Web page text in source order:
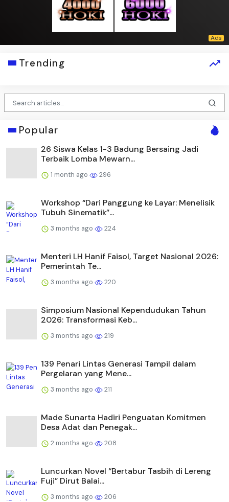
Trending
Popular
26 Siswa Kelas 1-3 Badung Bersaing Jadi
Terbaik Lomba Mewarn...
1 month ago 296
Workshop “Dari Panggung ke Layar: Menelisik
Tubuh Sinematik”...
3 months ago 224
Menteri LH Hanif Faisol, Target Nasional 2026:
Pemerintah Te...
3 months ago 220
Simposium Nasional Kependudukan Tahun
2026: Transformasi Keb...
3 months ago 219
139 Penari Lintas Generasi Tampil dalam
Pergelaran yang Mene...
3 months ago 211
Made Sunarta Hadiri Penguatan Komitmen
Desa Adat dan Penegak...
2 months ago 208
Luncurkan Novel “Bertabur Tasbih di Lereng
Fuji” Dirut Balai...
3 months ago 206